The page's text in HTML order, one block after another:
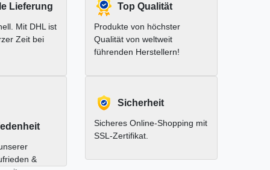
Lieferung
Mit DHL ist
Zeit bei
Top Qualität
Produkte von höchster
Qualität von weltweit
führenden Herstellern!
&
Sicherheit
Sicheres Online-Shopping mit
SSL-Zertifikat.